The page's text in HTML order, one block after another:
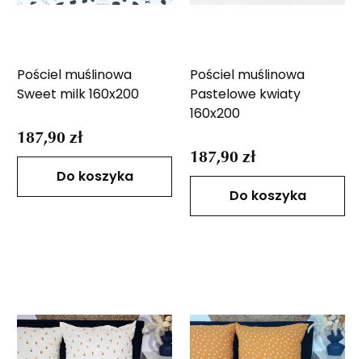
Pościel muślinowa
Sweet milk 160x200
187,90 zł
Do koszyka
Pościel muślinowa
Pastelowe kwiaty
160x200
187,90 zł
Do koszyka